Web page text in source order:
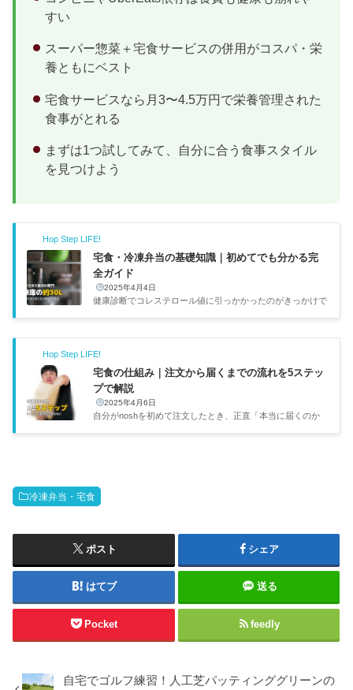
すい
スーパー惣菜＋宅食サービスの併用がコスパ・栄
養ともにベスト
宅食サービスなら月3〜4.5万円で栄養管理された
食事がとれる
まずは1つ試してみて、自分に合う食事スタイル
を見つけよう
Hop Step LIFE!
宅食・冷凍弁当の基礎知識｜初めてでも分かる完
全ガイド
2025年4月4日
健康診断でコレステロール値に引っかかったのがきっかけで
って何？」「自分に合うサービスはどれ？」という疑問に答
えるガイドをまとめる。出典：nosh（ナッシュ）公式サイ
トタイプ調理1食コスト保存向いてる人冷凍弁当レンジ5分4
00〜700円数ヶ月一人暮らし・共働き・ストック派冷蔵弁当
そのまま or レンジ400〜600円当日〜翌日高齢者・毎日届け
てほしい人ミールキット自分で調理（15〜20分）600〜900
円1〜3日料理を楽し...
Hop Step LIFE!
宅食の仕組み｜注文から届くまでの流れを5ステッ
プで解説
2025年4月6日
自分がnoshを初めて注文したとき、正直「本当に届くのか
ービスを選んで注文5〜10分初回は6食セットが無難2冷凍便
4〜6分パッケージの...
冷凍弁当・宅食
ポスト シェア
はてブ 送る
Pocket feedly
自宅でゴルフ練習！人工芝パッティンググリーンの